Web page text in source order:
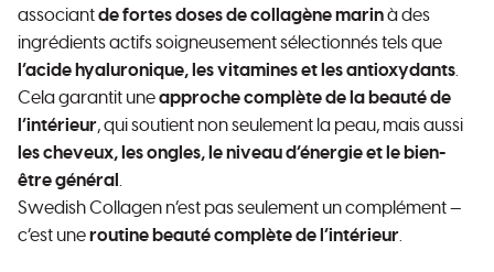
associantde fortes doses de collagène marinà des
ingrédients actifs soigneusement sélectionnés tels que
l’acide hyaluronique, les vitamines et les antioxydants
Cela garantit uneapproche complète de la beauté de
l’intérieur, qui soutient non seulement la peau, mais aussi
les cheveux, les ongles, le niveau d’énergie et le bien-
être général
Swedish Collagen n’est pas seulement un complément —
c’est uneroutine beauté complète de l’intérieur